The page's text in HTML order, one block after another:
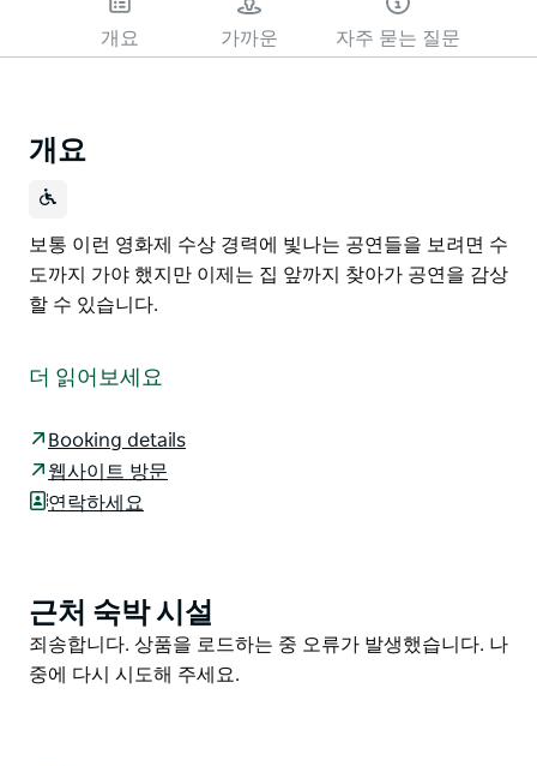
개요 가까운 자주 묻는 질문
개요
보통 이런 영화제 수상 경력에 빛나는 공연들을 보려면 수
도까지 가야 했지만 이제는 집 앞까지 찾아가 공연을 감상
할 수 있습니다.
도까지 가야 했지만 이제는 집 앞까지 찾아가 공연을 감상
더 읽어보세요
Booking details
웹사이트 방문
연락하세요
Product
List
근처 숙박 시설
Product
List
죄송합니다. 상품을 로드하는 중 오류가 발생했습니다. 나
중에 다시 시도해 주세요.